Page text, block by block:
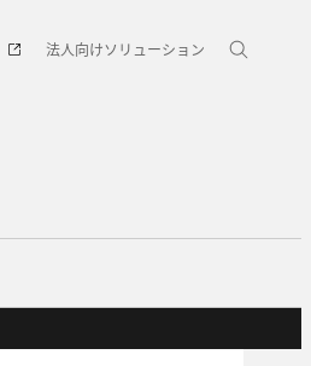
法人向けソリューション